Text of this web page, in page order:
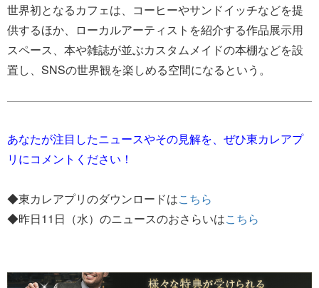
世界初となるカフェは、コーヒーやサンドイッチなどを提
供するほか、ローカルアーティストを紹介する作品展示用
スペース、本や雑誌が並ぶカスタムメイドの本棚などを設
置し、SNSの世界観を楽しめる空間になるという。
あなたが注目したニュースやその見解を、ぜひ東カレアプ
リにコメントください！
◆東カレアプリのダウンロードはこちら
◆昨日11日（水）のニュースのおさらいはこちら